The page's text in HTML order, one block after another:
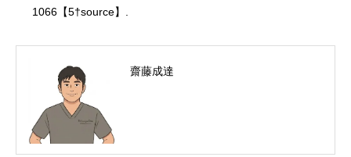
1066【5†source】.
齋藤成達